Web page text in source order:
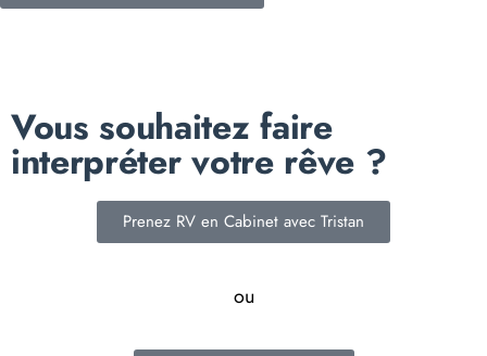
Vous souhaitez faire
interpréter votre rêve ?
Prenez RV en Cabinet avec Tristan
ou